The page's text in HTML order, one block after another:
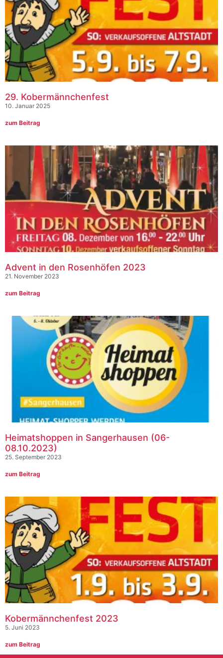
29. Kobermännchenfest
10. Januar 2025
zum Beitrag
Advent in den Rosenhöfen 2023
21. November 2023
zum Beitrag
Heimatshoppen in Sangerhausen (06-
08.10.2023)
25. September 2023
zum Beitrag
Kobermännchenfest 2023
5. Juni 2023
zum Beitrag